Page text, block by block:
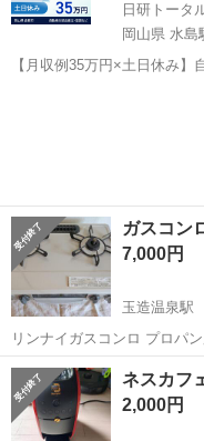
日研トータ
岡山県 水島
【月収例35万円×土日休み】
ガスコン
7,000円
玉造温泉駅
リンナイガスコンロ プロパン用 昨年12月まで使用していました
ースはございません。 別途
島根 松江市
ネスカフ
2,000円